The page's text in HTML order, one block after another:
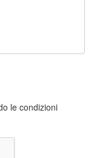
le condizioni